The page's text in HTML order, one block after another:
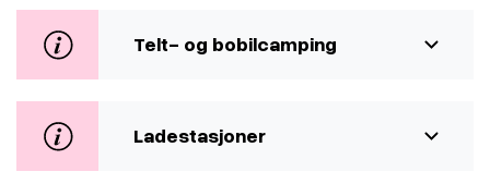
Telt- og bobilcamping
Ladestasjoner